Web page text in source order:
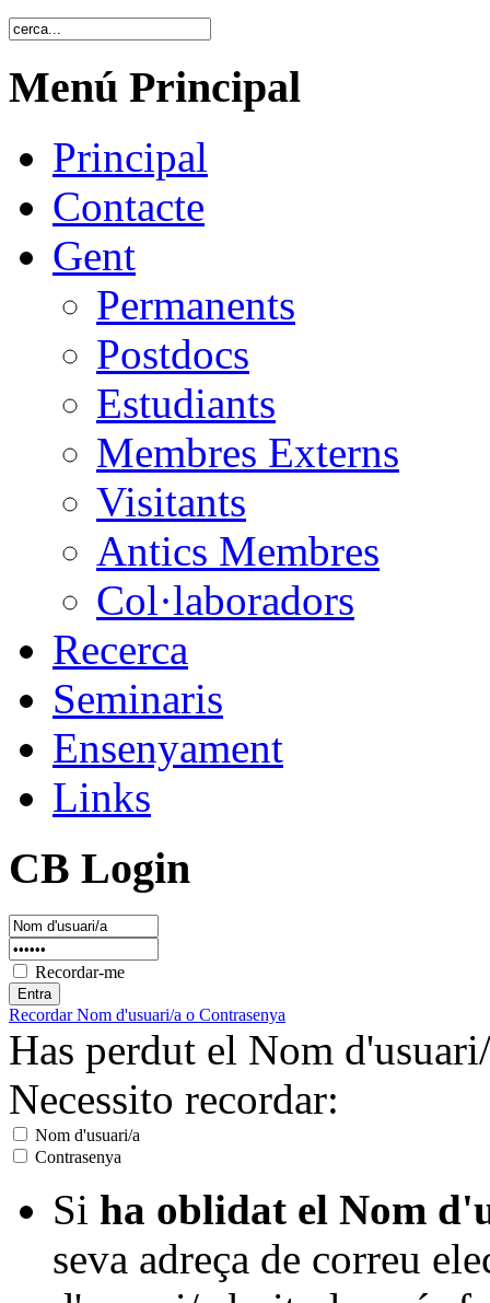
Menú Principal
Principal
Contacte
Gent
Permanents
Postdocs
Estudiants
Membres Externs
Visitants
Antics Membres
Col·laboradors
Recerca
Seminaris
Ensenyament
Links
CB Login
Recordar-me
Recordar Nom d'usuari/a o Contrasenya
Has perdut el Nom
Necessito recordar:
Nom d'usuari/a
Contrasenya
Si ha oblidat el Nom
seva adreça de correu